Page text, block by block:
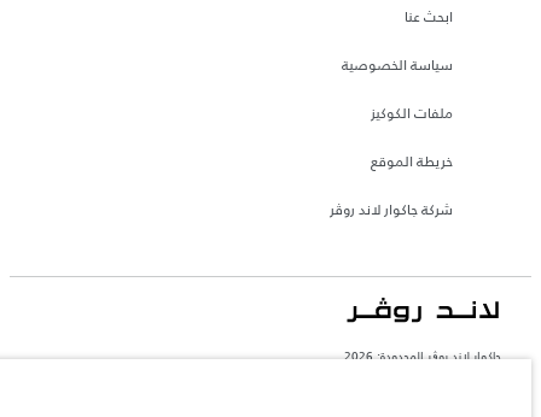
ابحث عنا
سياسة الخصوصية
ملفات الكوكيز
خريطة الموقع
شركة جاكوار لاند روڤر
جاكوار لاند روڨر المحدودة: 2026